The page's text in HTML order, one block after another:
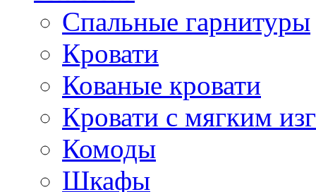
Спальные гарнитуры
Кровати
Кованые кровати
Кровати с мягким
Комоды
Шкафы